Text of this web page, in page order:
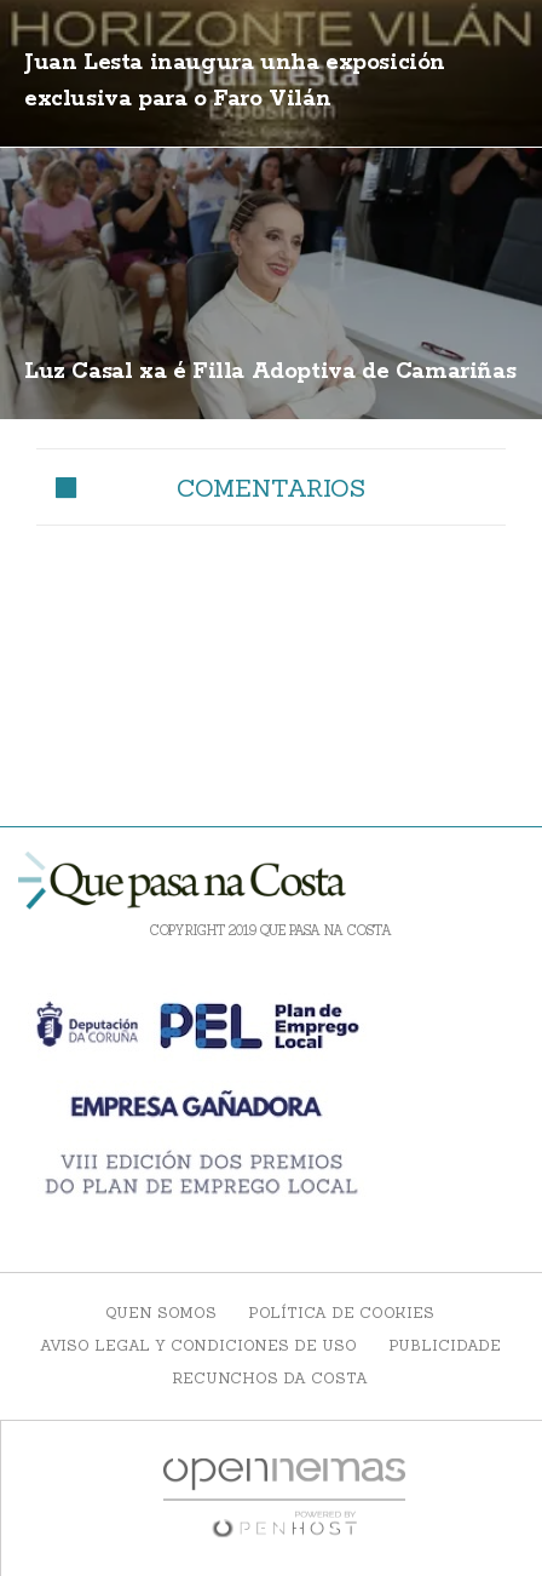
Juan Lesta inaugura unha exposición
exclusiva para o Faro Vilán
Luz Casal xa é Filla Adoptiva de Camariñas
COMENTARIOS
COPYRIGHT 2019 QUE PASA NA COSTA
QUEN SOMOS
POLÍTICA DE COOKIES
AVISO LEGAL Y CONDICIONES DE USO
PUBLICIDADE
RECUNCHOS DA COSTA